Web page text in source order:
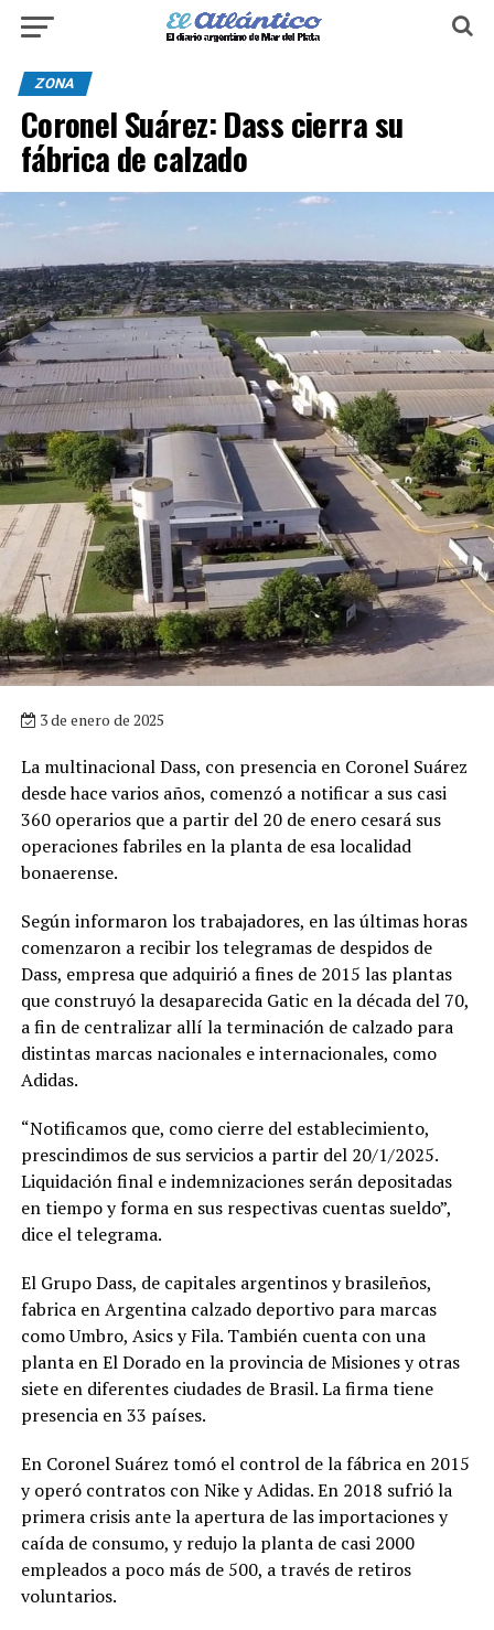
ZONA
Coronel Suárez: Dass cierra su
fábrica de calzado
3 de enero de 2025
La multinacional Dass, con presencia en Coronel Suárez
desde hace varios años, comenzó a notificar a sus casi
360 operarios que a partir del 20 de enero cesará sus
operaciones fabriles en la planta de esa localidad
bonaerense.
Según informaron los trabajadores, en las últimas horas
comenzaron a recibir los telegramas de despidos de
Dass, empresa que adquirió a fines de 2015 las plantas
que construyó la desaparecida Gatic en la década del 70,
a fin de centralizar allí la terminación de calzado para
distintas marcas nacionales e internacionales, como
Adidas.
“Notificamos que, como cierre del establecimiento,
prescindimos de sus servicios a partir del 20/1/2025.
Liquidación final e indemnizaciones serán depositadas
en tiempo y forma en sus respectivas cuentas sueldo”,
dice el telegrama.
El Grupo Dass, de capitales argentinos y brasileños,
fabrica en Argentina calzado deportivo para marcas
como Umbro, Asics y Fila. También cuenta con una
planta en El Dorado en la provincia de Misiones y otras
siete en diferentes ciudades de Brasil. La firma tiene
presencia en 33 países.
En Coronel Suárez tomó el control de la fábrica en 2015
y operó contratos con Nike y Adidas. En 2018 sufrió la
primera crisis ante la apertura de las importaciones y
caída de consumo, y redujo la planta de casi 2000
empleados a poco más de 500, a través de retiros
voluntarios.